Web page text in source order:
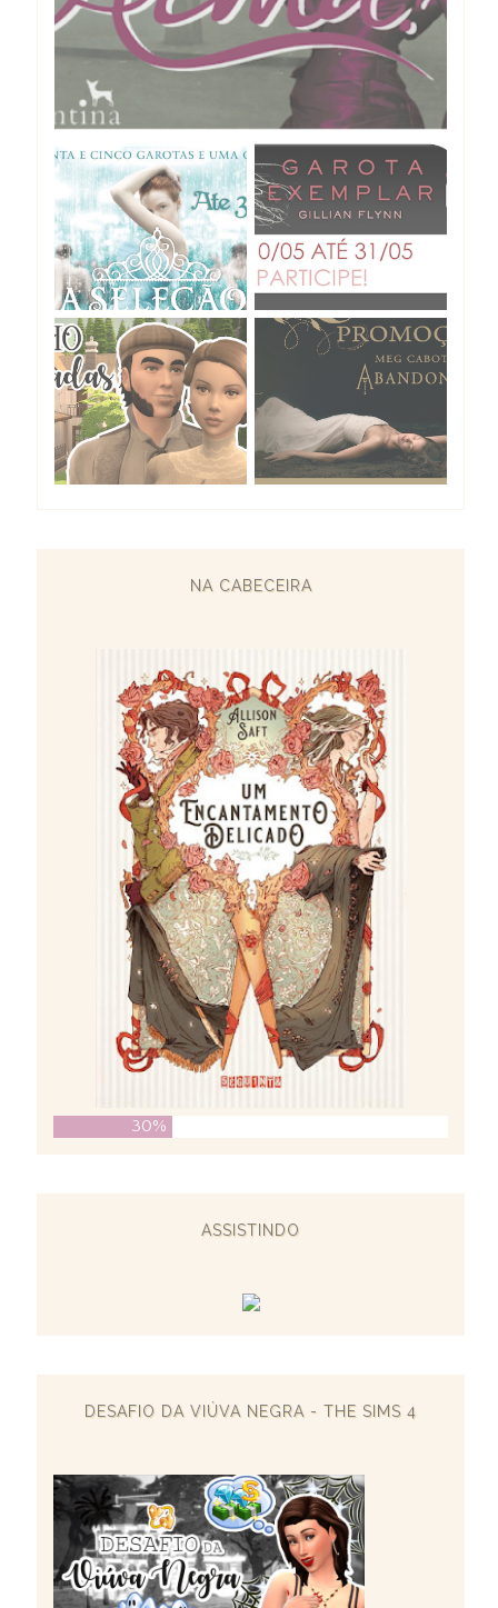
NA CABECEIRA
30%
ASSISTINDO
DESAFIO DA VIÚVA NEGRA - THE SIMS 4